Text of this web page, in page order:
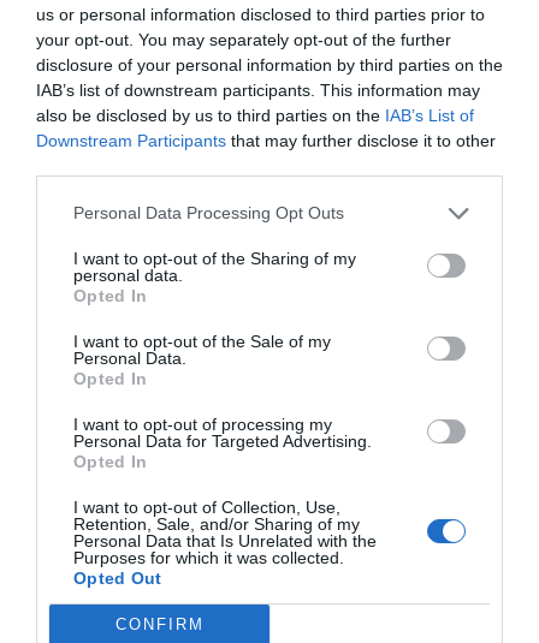
us or personal information disclosed to third parties prior to
your opt-out. You may separately opt-out of the further
disclosure of your personal information by third parties on the
IAB’s list of downstream participants. This information may
also be disclosed by us to third parties on the IAB’s List of
Downstream Participants that may further disclose it to other
Personal Data Processing Opt Outs
I want to opt-out of the Sharing of my
personal data.
Opted In
I want to opt-out of the Sale of my
Personal Data.
Opted In
I want to opt-out of processing my
Personal Data for Targeted Advertising.
Opted In
I want to opt-out of Collection, Use,
Retention, Sale, and/or Sharing of my
Personal Data that Is Unrelated with the
Purposes for which it was collected.
Opted Out
CONFIRM